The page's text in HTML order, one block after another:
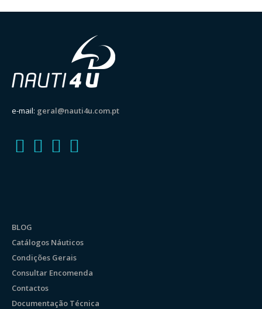
e-mail: geral@nauti4u.com.pt
BLOG
Catálogos Náuticos
Condições Gerais
Consultar Encomenda
Contactos
Documentação Técnica